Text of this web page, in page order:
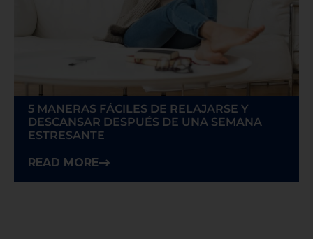
5 MANERAS FÁCILES DE RELAJARSE Y
DESCANSAR DESPUÉS DE UNA SEMANA
ESTRESANTE
READ MORE